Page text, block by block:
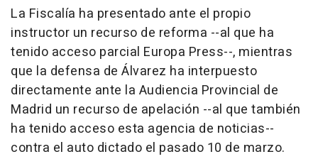
La Fiscalía ha presentado ante el propio
instructor un recurso de reforma --al que ha
tenido acceso parcial Europa Press--, mientras
que la defensa de Álvarez ha interpuesto
directamente ante la Audiencia Provincial de
Madrid un recurso de apelación --al que también
ha tenido acceso esta agencia de noticias--
contra el auto dictado el pasado 10 de marzo.